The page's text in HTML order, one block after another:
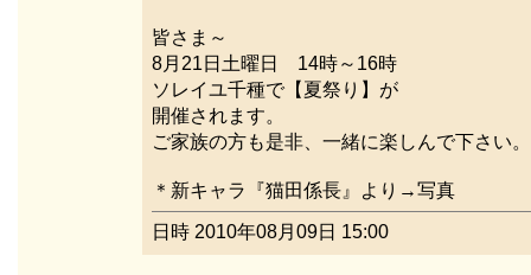
皆さま～
8月21日土曜日 14時～16時
ソレイユ千種で【夏祭り】が
開催されます。
ご家族の方も是非、一緒に楽しんで下さい。
＊新キャラ『猫田係長』より→写真
日時 2010年08月09日 15:00